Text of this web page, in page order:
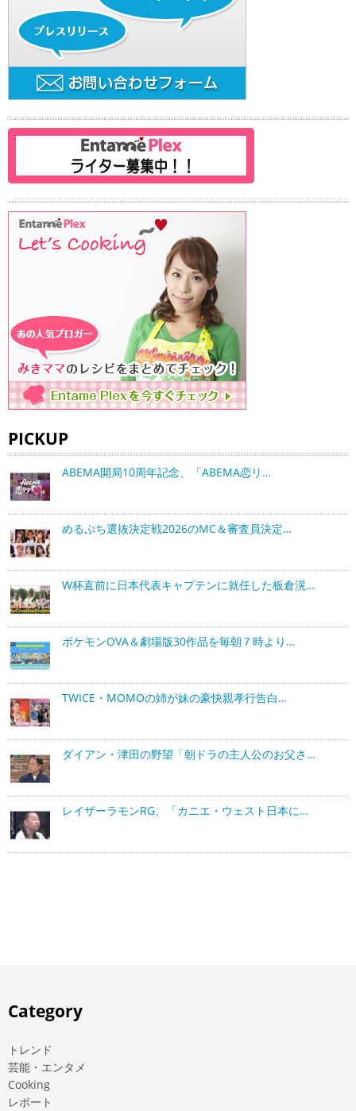
PICKUP
ABEMA開局10周年記念、「ABEMA恋リ…
めるぷち選抜決定戦2026のMC＆審査員決定…
W杯直前に日本代表キャプテンに就任した板倉滉…
ポケモンOVA＆劇場版30作品を毎朝７時より…
TWICE・MOMOの姉が妹の豪快親孝行告白…
ダイアン・津田の野望「朝ドラの主人公のお父さ…
レイザーラモンRG、「カニエ・ウェスト日本に…
Category
トレンド
芸能・エンタメ
Cooking
レポート